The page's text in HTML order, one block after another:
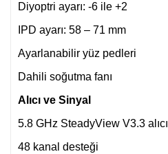
Diyoptri ayarı: -6 ile +2
IPD ayarı: 58 – 71 mm
Ayarlanabilir yüz pedleri
Dahili soğutma fanı
Alıcı ve Sinyal
5.8 GHz SteadyView V3.3 alıcı
48 kanal desteği